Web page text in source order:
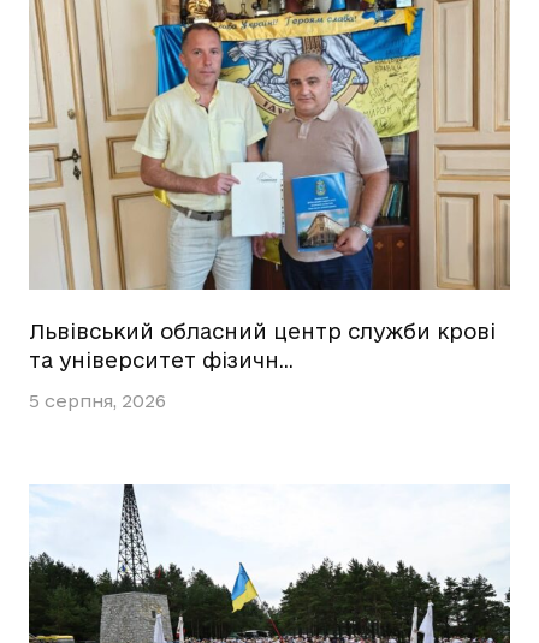
Львівський обласний центр служби крові
та університет фізичн…
5 серпня, 2026